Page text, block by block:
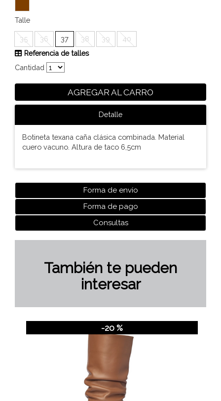
Talle
35 36 37 38 39
40
Referencia de talles
Cantidad
AGREGAR AL CARRO
Detalle
Botineta texana caña clásica combinada. Material
cuero vacuno. Altura de taco 6,5cm
Forma de envío
Forma de pago
Consultas
También te pueden
interesar
-20 %